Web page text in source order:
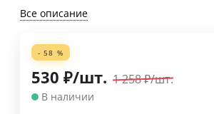
Все описание
- 58 %
530 ₽/шт. 1 258₽/шт.
В наличии